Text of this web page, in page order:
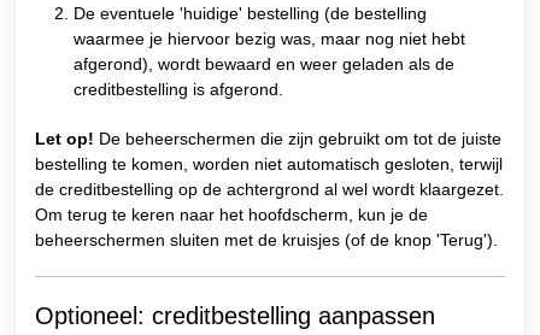
De eventuele 'huidige' bestelling (de bestelling
waarmee je hiervoor bezig was, maar nog niet hebt
afgerond), wordt bewaard en weer geladen als de
creditbestelling is afgerond.
Let op! De beheerschermen die zijn gebruikt om tot de juiste
bestelling te komen, worden niet automatisch gesloten, terwijl
de creditbestelling op de achtergrond al wel wordt klaargezet.
Om terug te keren naar het hoofdscherm, kun je de
beheerschermen sluiten met de kruisjes (of de knop 'Terug').
Optioneel: creditbestelling aanpassen